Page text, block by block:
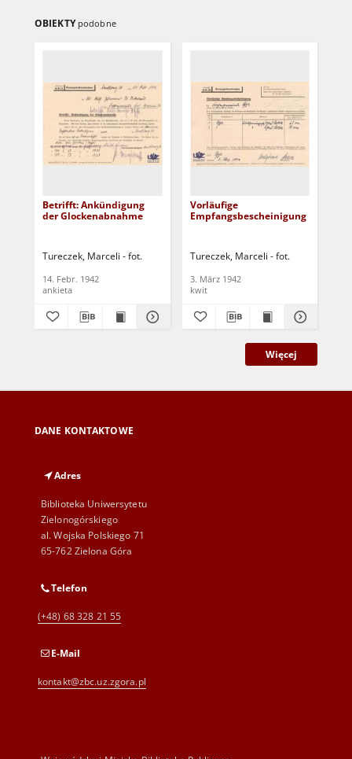
OBIEKTY podobne
Betrifft: Ankündigung
der Glockenabnahme
Tureczek, Marceli - fot.
14. Febr. 1942
ankieta
Vorläufige
Empfangsbescheinigung
Tureczek, Marceli - fot.
3. März 1942
kwit
Więcej
DANE KONTAKTOWE
Adres
Biblioteka Uniwersytetu
Zielonogórskiego
al. Wojska Polskiego 71
65-762 Zielona Góra
Telefon
(+48) 68 328 21 55
E-Mail
kontakt@zbc.uz.zgora.pl